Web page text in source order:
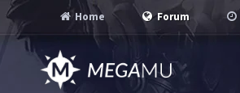
Home Forum